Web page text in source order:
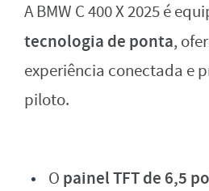
A BMW C 400 X 2025 é
tecnologia de ponta,
experiência conectada e
piloto.
O painel TFT de 6,5